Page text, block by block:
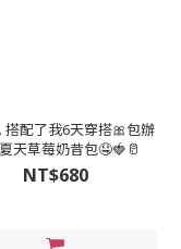
搭配了我6天穿搭🎀包辦
天草莓奶昔包🤤🍓🥛
NT$680